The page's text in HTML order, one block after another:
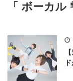
「 ボーカル